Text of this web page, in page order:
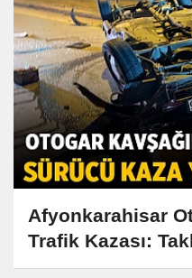
Afyonkarahisar
Trafik Kazası:
Sürücüsü Kaçtı!